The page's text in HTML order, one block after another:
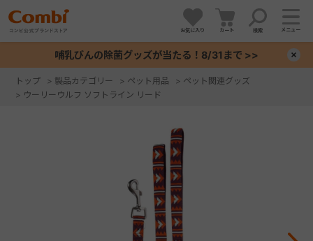
お気に入り カート 検索 メニュー
哺乳びんの除菌グッズが当たる！8/31まで >>
トップ > 製品カテゴリー > ペット用品 > ペット関連グッズ
> ウーリーウルフ ソフトライン リード